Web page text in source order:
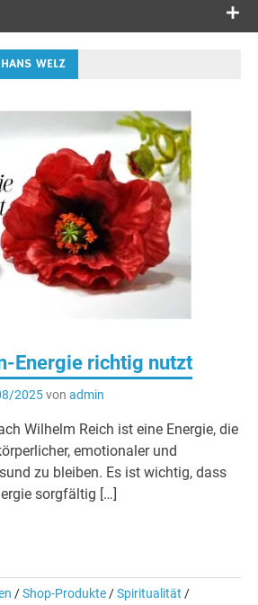
WELZ
Energie richtig nutzt
2025von admin
Wilhelm Reich ist eine Energie, die
emotionaler und
zu bleiben. Es ist wichtig, dass
sorgfältig […]
/Shop-Produkte/Spiritualität /